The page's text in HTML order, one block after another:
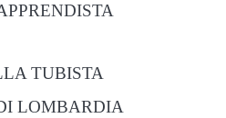
TUBISTA
LOMBARDIA